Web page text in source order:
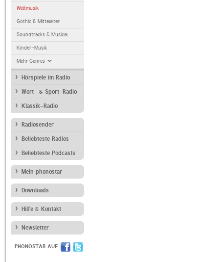
Weltmusik
Gothic & Mittelalter
Soundtracks & Musical
Kinder-Musik
Mehr Genres
Hörspiele im Radio
Wort- & Sport-Radio
Klassik-Radio
Radiosender
Beliebteste Radios
Beliebteste Podcasts
Mein phonostar
Downloads
Hilfe & Kontakt
Newsletter
PHONOSTAR AUF